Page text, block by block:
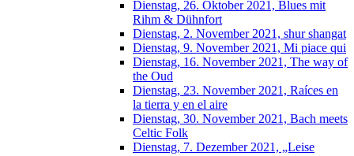
Dienstag, 26. Oktober 2021, Blues mit
Rihm & Dühnfort
Dienstag, 2. November 2021, shur shangat
Dienstag, 9. November 2021, Mi piace qui
Dienstag, 16. November 2021, The way of
the Oud
Dienstag, 23. November 2021, Raíces en
la tierra y en el aire
Dienstag, 30. November 2021, Bach meets
Celtic Folk
Dienstag, 7. Dezember 2021, „Leise